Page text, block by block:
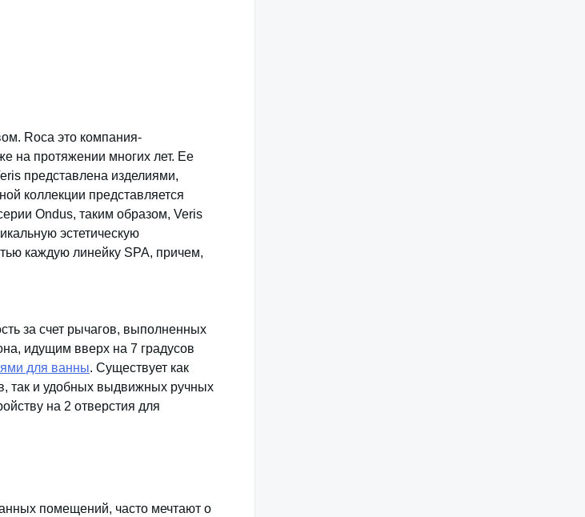
Roca это компания-
на протяжении многих лет. Ее
представлена изделиями,
коллекции представляется
Ondus, таким образом, Veris
эстетическую
каждую линейку SPA, причем,
за счет рычагов, выполненных
идущим вверх на 7 градусов
для ванны. Существует как
так и удобных выдвижных ручных
на 2 отверстия для
помещений, часто мечтают о